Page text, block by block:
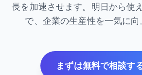
長を加速させます。 明日から使
で、企業の生産性を一気に向
まずは無料で相談す